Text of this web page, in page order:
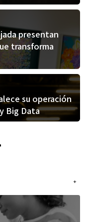
presentan
transforma
su operación
Big Data
+